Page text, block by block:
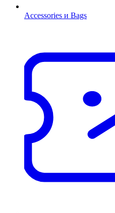
Accessories и Bags